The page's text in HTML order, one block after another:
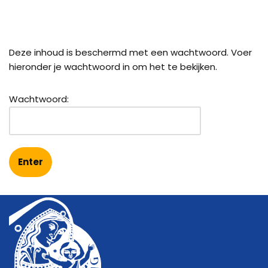
Deze inhoud is beschermd met een wachtwoord. Voer
hieronder je wachtwoord in om het te bekijken.
Wachtwoord: